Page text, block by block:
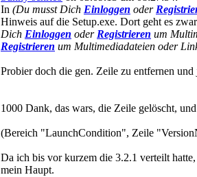
In (Du musst Dich Einloggen oder
Hinweis auf die Setup.exe. Dort geht es
Dich Einloggen oder Registrieren um
Registrieren um Multimediadateien oder
Probier doch die gen. Zeile zu entfernen und
1000 Dank, das wars, die Zeile gelöscht,
(Bereich "LaunchCondition", Zeile
Da ich bis vor kurzem die 3.2.1 verteilt
mein Haupt.